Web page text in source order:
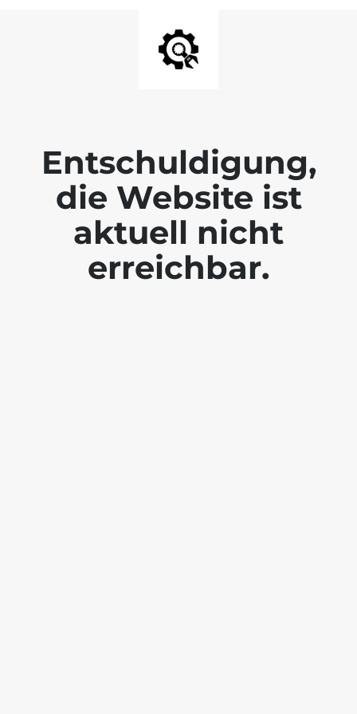
Entschuldigung,
die Website ist
aktuell nicht
erreichbar.